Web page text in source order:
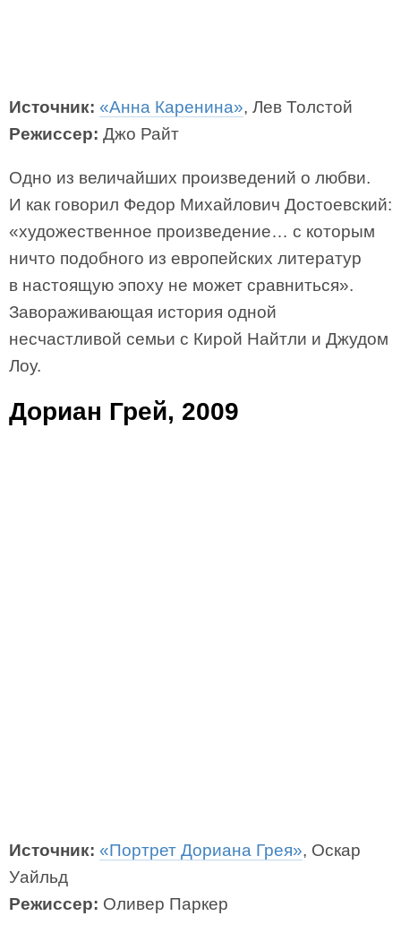
Источник: «Анна Каренина», Лев Толстой
Режиссер: Джо Райт
Одно из величайших произведений о любви.
И как говорил Федор Михайлович Достоевский:
«художественное произведение… с которым
ничто подобного из европейских литератур
в настоящую эпоху не может сравниться».
Завораживающая история одной
несчастливой семьи с Кирой Найтли и Джудом
Лоу.
Дориан Грей, 2009
Источник: «Портрет Дориана Грея», Оскар
Уайльд
Режиссер: Оливер Паркер